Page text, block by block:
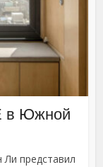
в Южной
Ли представил